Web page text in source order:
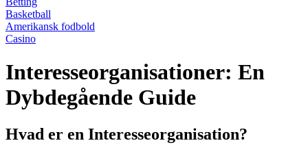
Basketball
Amerikansk fodbold
Casino
Interesseorganisationer: En
Dybdegående Guide
Hvad er en Interesseorganisation?